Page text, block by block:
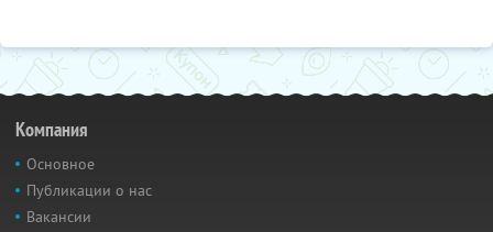
Компания
Основное
Публикации о нас
Вакансии